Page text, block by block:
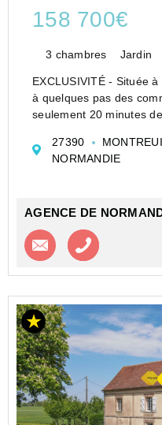
158 700€
3 chambres Jardin
EXCLUSIVITÉ - Située
à quelques pas des
seulement 20 minutes
entourée d'un terrain de
27390
NORMANDIE
AGENCE DE
Contacter l'agence